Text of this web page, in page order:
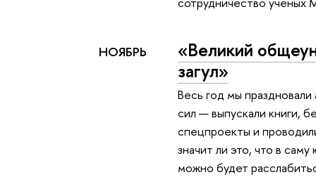
НОЯБРЬ
«Великий
загул»
Весь год мы
сил — выпускали книги,
спецпроекты и
значит ли это, что в
можно будет